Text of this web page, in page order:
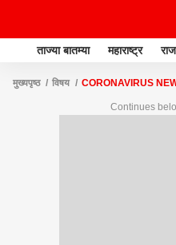
ताज्या बातम्या महाराष्ट्र
मुख्यपृष्ठ विषय CORONAVIRUS
Continues